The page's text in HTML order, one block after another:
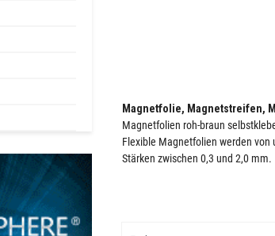
Magnetfolie, Magnetstreifen,
Magnetfolien roh-braun
Flexible Magnetfolien werden
Stärken zwischen 0,3 und 2,0 mm.